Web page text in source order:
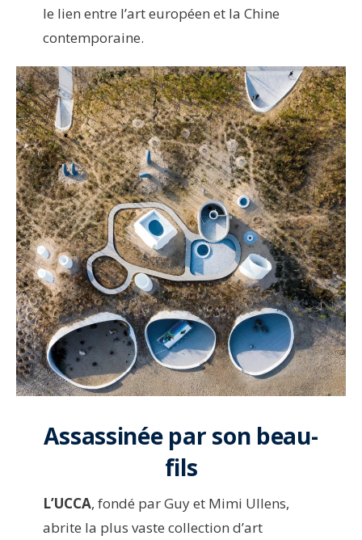
le lien entre l’art européen et la Chine
contemporaine.
Assassinée par son beau-
fils
L’UCCA, fondé par Guy et Mimi Ullens,
abrite la plus vaste collection d’art